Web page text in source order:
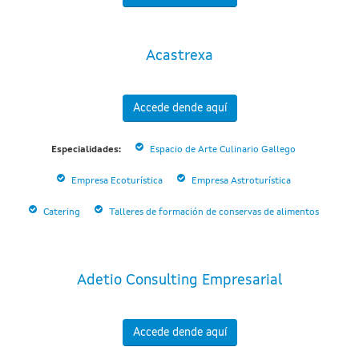
Acastrexa
Accede dende aquí
Especialidades: Espacio de Arte Culinario Gallego
Empresa Ecoturística Empresa Astroturística
Catering Talleres de formación de conservas de alimentos
Adetio Consulting Empresarial
Accede dende aquí